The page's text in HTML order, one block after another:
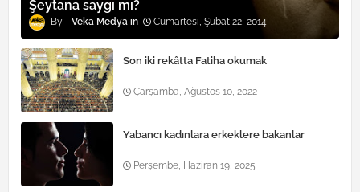
Şeytana saygı mı?
Veka Medya Cumartesi, Şubat 22, 2014
Son iki rekâtta Fatiha okumak
Çarşamba, Ağustos 10, 2022
Yabancı kadınlara erkeklere bakanlar
Perşembe, Haziran 19, 2025